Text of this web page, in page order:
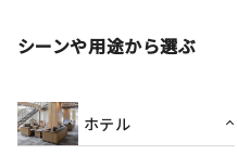
シーンや用途から選ぶ
ホテル